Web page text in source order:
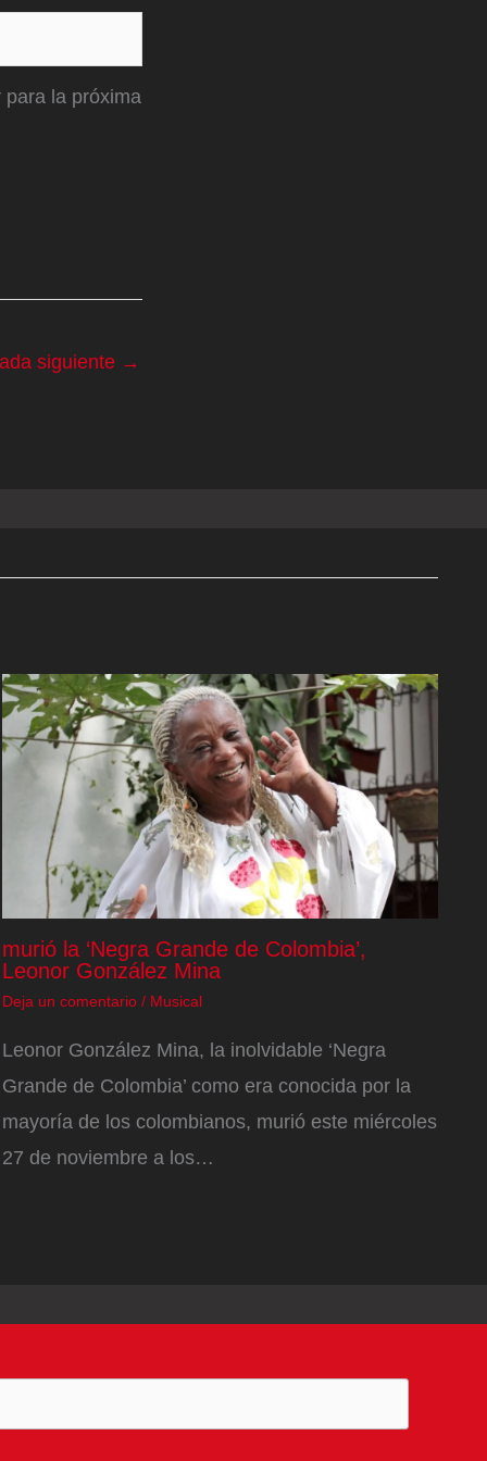
la próxima
siguiente →
murió la ‘Negra Grande de Colombia’,
Leonor González Mina
Deja un comentario / Musical
Leonor González Mina, la inolvidable ‘Negra
Grande de Colombia’ como era conocida por la
mayoría de los colombianos, murió este miércoles
27 de noviembre a los…